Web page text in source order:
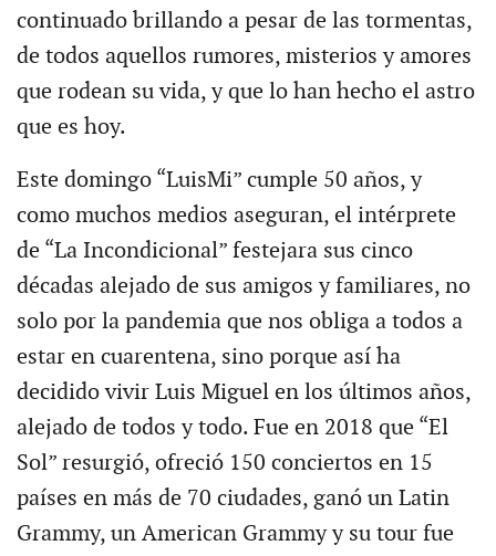
continuado brillando a pesar de las tormentas,
de todos aquellos rumores, misterios y amores
que rodean su vida, y que lo han hecho el astro
que es hoy.
Este domingo “LuisMi” cumple 50 años, y
como muchos medios aseguran, el intérprete
de “La Incondicional” festejara sus cinco
décadas alejado de sus amigos y familiares, no
solo por la pandemia que nos obliga a todos a
estar en cuarentena, sino porque así ha
decidido vivir Luis Miguel en los últimos años,
alejado de todos y todo. Fue en 2018 que “El
Sol” resurgió, ofreció 150 conciertos en 15
países en más de 70 ciudades, ganó un Latin
Grammy, un American Grammy y su tour fue